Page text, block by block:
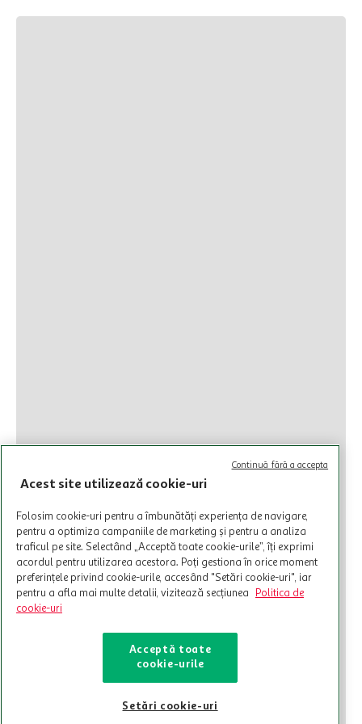
Acest site utilizează cookie-uri
Folosim cookie-uri pentru a îmbunătăți experiența de navigare,
pentru a optimiza campaniile de marketing și pentru a analiza
traficul pe site. Selectând „Acceptă toate cookie-urile”, îți exprimi
acordul pentru utilizarea acestora. Poți gestiona în orice moment
preferințele privind cookie-urile, accesând "Setări cookie-uri", iar
pentru a afla mai multe detalii, vizitează secțiunea
Politica de
cookie-uri
Acceptă toate
cookie-urile
Setări cookie-uri
Continuă fără a accepta